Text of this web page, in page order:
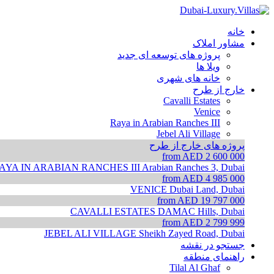
خانه
مشاور املاک
پروژه های توسعه ای جدید
ویلا ها
خانه های شهری
خارج از طرح
Cavalli Estates
Venice
Raya in Arabian Ranches III
Jebel Ali Village
پروژه های خارج از طرح
from AED 2 600 000
IN ARABIAN RANCHES III Arabian Ranches 3, Dubai
from AED 4 985 000
VENICE Dubai Land, Dubai
from AED 19 797 000
CAVALLI ESTATES DAMAC Hills, Dubai
from AED 2 799 999
JEBEL ALI VILLAGE Sheikh Zayed Road, Dubai
جستجو در نقشه
راهنمای منطقه
Tilal Al Ghaf